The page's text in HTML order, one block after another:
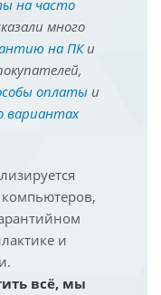
на часто
много
на ПКи
оплатыи
вариантах
и
всё, мы